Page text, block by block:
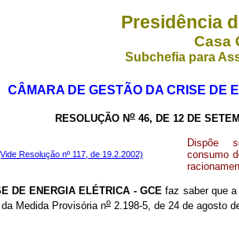
Presidência
Casa
Subchefia para
CÂMARA DE GESTÃO DA CRISE DE
RESOLUÇÃO No 46, DE 12 DE
Resolução nº 117, de 19.2.2002)
Dispõe
consumo
ENERGIA ELÉTRICA - GCE faz saber que
da Medida Provisória no 2.198-5, de 24 de agosto